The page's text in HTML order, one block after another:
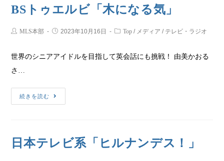
BSトゥエルビ「木になる気」
MLS本部 2023年10月16日 Top / メディア / テレビ・ラジオ
世界のシニアアイドルを目指して英会話にも挑戦！ 由美かおる
さ…
続きを読む
日本テレビ系「ヒルナンデス！」